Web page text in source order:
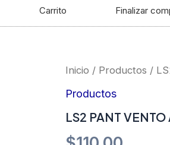
Carrito Finalizar
Inicio / Productos /
Productos
LS2 PANT VENTO
LS2
VENTO
SUMMER